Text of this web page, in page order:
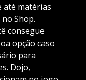
até matérias
Shop.
consegue
opção caso
para
Dojo,